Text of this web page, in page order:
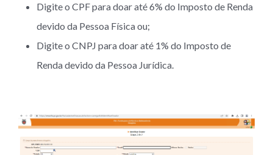
Digite o CPF para doar até 6% do Imposto de Renda
devido da Pessoa Física ou;
Digite o CNPJ para doar até 1% do Imposto de
Renda devido da Pessoa Jurídica.